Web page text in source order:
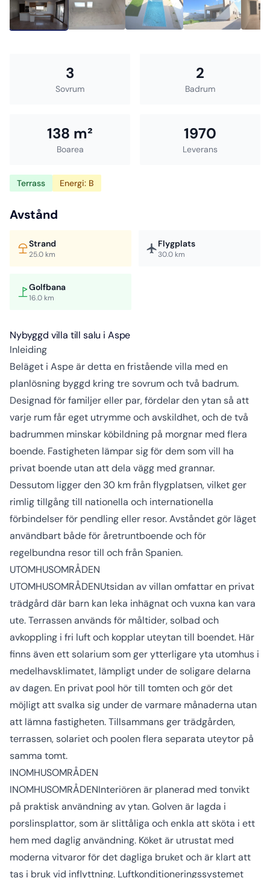
3
Sovrum
2
Badrum
138 m²
Boarea
1970
Leverans
Terrass Energi: B
Avstånd
Strand
25.0 km
Flygplats
30.0 km
Golfbana
16.0 km
Nybyggd villa till salu i Aspe
Inleiding
Beläget i Aspe är detta en fristående villa med en
planlösning byggd kring tre sovrum och två badrum.
Designad för familjer eller par, fördelar den ytan så att
varje rum får eget utrymme och avskildhet, och de två
badrummen minskar köbildning på morgnar med flera
boende. Fastigheten lämpar sig för dem som vill ha
privat boende utan att dela vägg med grannar.
Dessutom ligger den 30 km från flygplatsen, vilket ger
rimlig tillgång till nationella och internationella
förbindelser för pendling eller resor. Avståndet gör läget
användbart både för åretruntboende och för
regelbundna resor till och från Spanien.
UTOMHUSOMRÅDEN
UTOMHUSOMRÅDENUtsidan av villan omfattar en privat
trädgård där barn kan leka inhägnat och vuxna kan vara
ute. Terrassen används för måltider, solbad och
avkoppling i fri luft och kopplar uteytan till boendet. Här
finns även ett solarium som ger ytterligare yta utomhus i
medelhavsklimatet, lämpligt under de soligare delarna
av dagen. En privat pool hör till tomten och gör det
möjligt att svalka sig under de varmare månaderna utan
att lämna fastigheten. Tillsammans ger trädgården,
terrassen, solariet och poolen flera separata uteytor på
samma tomt.
INOMHUSOMRÅDEN
INOMHUSOMRÅDENInteriören är planerad med tonvikt
på praktisk användning av ytan. Golven är lagda i
porslinsplattor, som är slittåliga och enkla att sköta i ett
hem med daglig användning. Köket är utrustat med
moderna vitvaror för det dagliga bruket och är klart att
tas i bruk vid inflyttning. Luftkonditioneringssystemet